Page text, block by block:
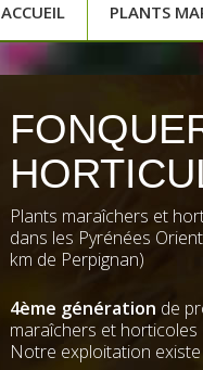
ACCUEIL PLANTS
PLANTS
Une large gamme de
Fonquerny à Ille-sur-Têt
(66) vous conseille une
maraîchers comme :
poivrons,aubergines
Nous vous proposons